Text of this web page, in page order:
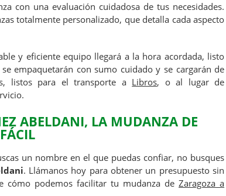
con una evaluación cuidadosa de tus necesidades.
totalmente personalizado, que detalla cada aspecto
y eficiente equipo llegará a la hora acordada, listo
empaquetarán con sumo cuidado y se cargarán de
listos para el transporte a Libros, o al lugar de
ABELDANI, LA MUDANZA DE
un nombre en el que puedas confiar, no busques
. Llámanos hoy para obtener un presupuesto sin
cómo podemos facilitar tu mudanza deZaragoza a